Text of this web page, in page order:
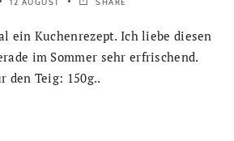
12 AUGUST SHARE
ein Kuchenrezept. Ich liebe diesen
im Sommer sehr erfrischend.
den Teig: 150g..